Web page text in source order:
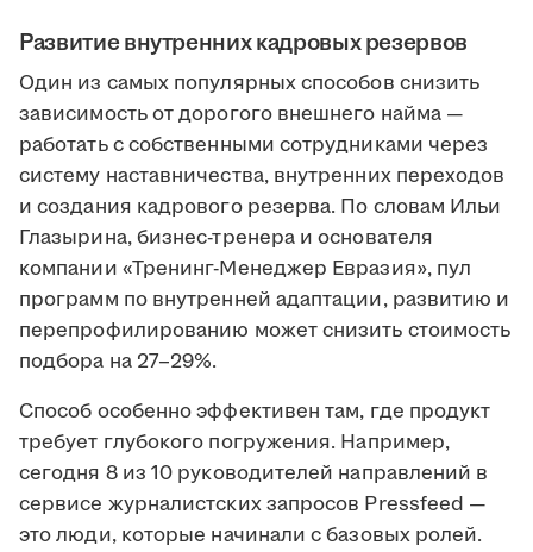
Развитие внутренних кадровых резервов
Один из самых популярных способов снизить
зависимость от дорогого внешнего найма —
работать с собственными сотрудниками через
систему наставничества, внутренних переходов
и создания кадрового резерва. По словам Ильи
Глазырина, бизнес-тренера и основателя
компании «Тренинг-Менеджер Евразия», пул
программ по внутренней адаптации, развитию и
перепрофилированию может снизить стоимость
подбора на 27–29%.
Способ особенно эффективен там, где продукт
требует глубокого погружения. Например,
сегодня 8 из 10 руководителей направлений в
сервисе журналистских запросов Pressfeed —
это люди, которые начинали с базовых ролей.